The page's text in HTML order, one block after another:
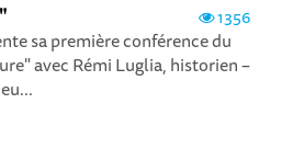
1356
sa première conférence du
avec Rémi Luglia, historien –